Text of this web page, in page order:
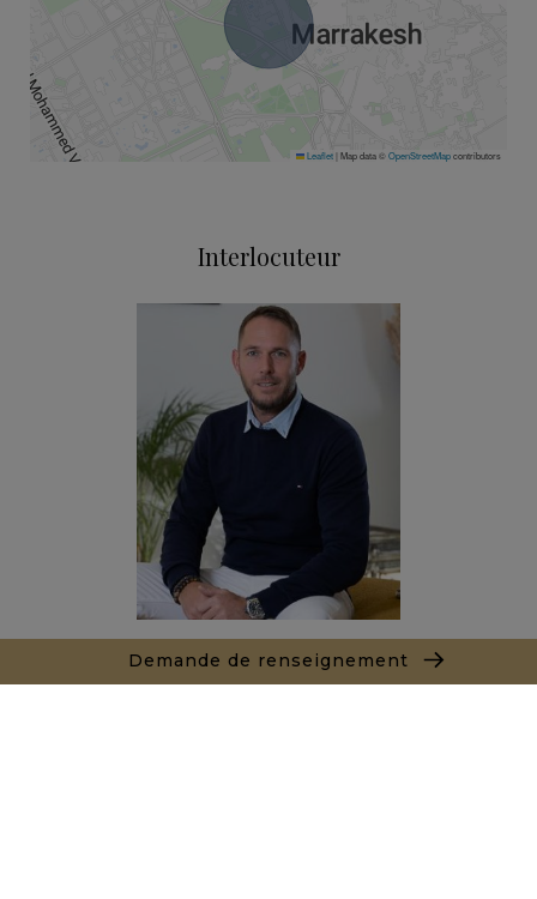
Demande de renseignement
Leaflet|Map data ©OpenStreetMapcontributors
Interlocuteur
Joël LE TREUT
+212662890844